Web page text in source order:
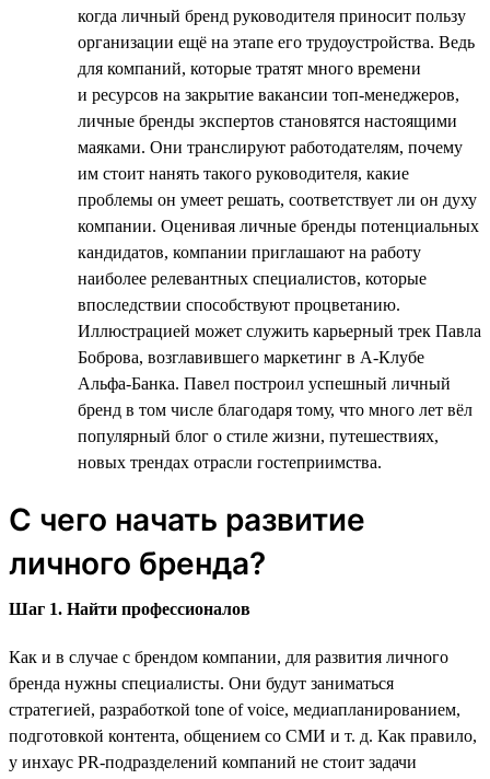
когда личный бренд руководителя приносит пользу
организации ещё на этапе его трудоустройства. Ведь
для компаний, которые тратят много времени
и ресурсов на закрытие вакансии топ-менеджеров,
личные бренды экспертов становятся настоящими
маяками. Они транслируют работодателям, почему
им стоит нанять такого руководителя, какие
проблемы он умеет решать, соответствует ли он духу
компании. Оценивая личные бренды потенциальных
кандидатов, компании приглашают на работу
наиболее релевантных специалистов, которые
впоследствии способствуют процветанию.
Иллюстрацией может служить карьерный трек Павла
Боброва, возглавившего маркетинг в А-Клубе
Альфа-Банка. Павел построил успешный личный
бренд в том числе благодаря тому, что много лет вёл
популярный блог о стиле жизни, путешествиях,
новых трендах отрасли гостеприимства.
С чего начать развитие
личного бренда?
Шаг 1. Найти профессионалов
Как и в случае с брендом компании, для развития личного
бренда нужны специалисты. Они будут заниматься
стратегией, разработкой tone of voice, медиапланированием,
подготовкой контента, общением со СМИ и т. д. Как правило,
у инхаус PR-подразделений компаний не стоит задачи